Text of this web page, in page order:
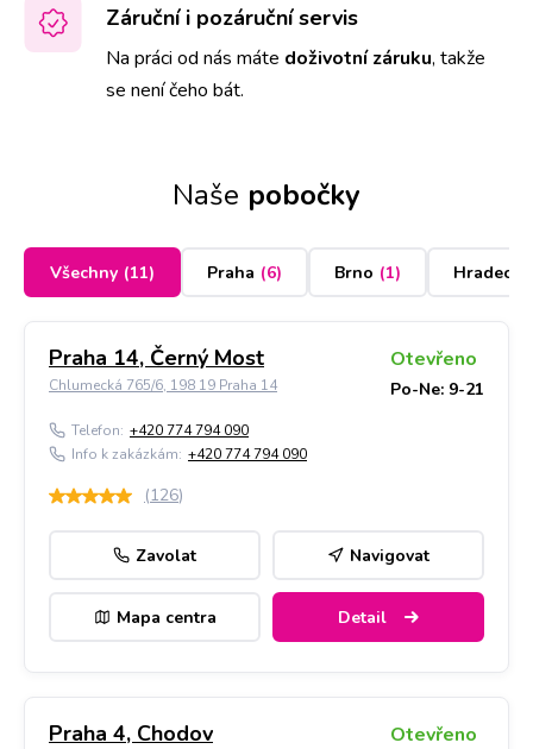
Záruční i pozáruční servis
Na práci od nás máte doživotní záruku, takže
se není čeho bát.
Naše pobočky
Všechny (11) Praha (6) Brno (1) Hradec
Praha 14, Černý Most
Chlumecká 765/6, 198 19 Praha 14
Otevřeno
Po-Ne: 9-21
Telefon: +420 774 794 090
Info k zakázkám: +420 774 794 090
(126)
Zavolat Navigovat
Mapa centra Detail
Praha 4, Chodov Otevřeno